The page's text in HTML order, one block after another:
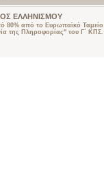
ΕΛΛΗΝΙΣΜΟΥ
80% από το Ευρωπαϊκό
της Πληροφορίας" του Γ΄ ΚΠΣ.